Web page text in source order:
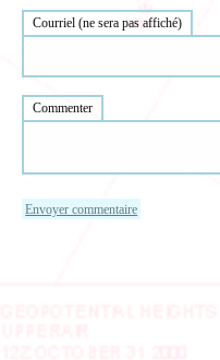
Courriel (ne sera pas affiché)
Commenter